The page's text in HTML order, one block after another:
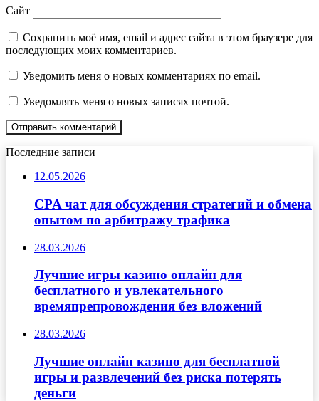
Сайт
Сохранить моё имя, email и адрес сайта в этом браузере для
последующих моих комментариев.
Уведомить меня о новых комментариях по email.
Уведомлять меня о новых записях почтой.
Последние записи
12.05.2026
CPA чат для обсуждения стратегий и обмена
опытом по арбитражу трафика
28.03.2026
Лучшие игры казино онлайн для
бесплатного и увлекательного
времяпрепровождения без вложений
28.03.2026
Лучшие онлайн казино для бесплатной
игры и развлечений без риска потерять
деньги